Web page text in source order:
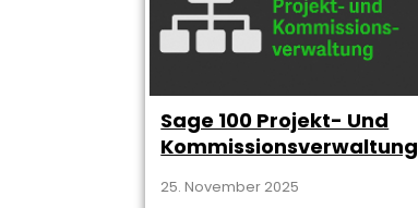
Sage 100 Projekt- Und
Kommissionsverwaltung
25. November 2025